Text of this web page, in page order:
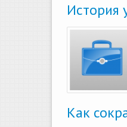
История
Как